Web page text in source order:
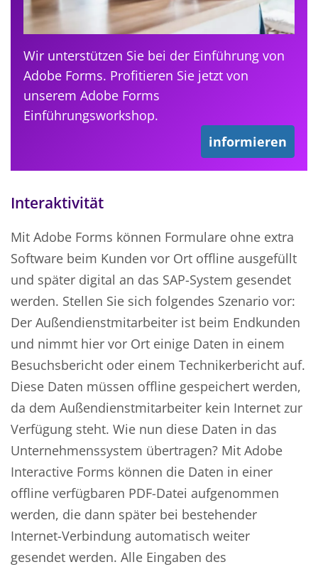
Wir unterstützen Sie bei der Einführung von
Adobe Forms. Profitieren Sie jetzt von
unserem Adobe Forms
Einführungsworkshop.
informieren
Interaktivität
Mit Adobe Forms können Formulare ohne extra
Software beim Kunden vor Ort offline ausgefüllt
und später digital an das SAP-System gesendet
werden. Stellen Sie sich folgendes Szenario vor:
Der Außendienstmitarbeiter ist beim Endkunden
und nimmt hier vor Ort einige Daten in einem
Besuchsbericht oder einem Technikerbericht auf.
Diese Daten müssen offline gespeichert werden,
da dem Außendienstmitarbeiter kein Internet zur
Verfügung steht. Wie nun diese Daten in das
Unternehmenssystem übertragen? Mit Adobe
Interactive Forms können die Daten in einer
offline verfügbaren PDF-Datei aufgenommen
werden, die dann später bei bestehender
Internet-Verbindung automatisch weiter
gesendet werden. Alle Eingaben des